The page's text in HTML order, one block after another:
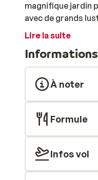
magnifique jardin
avec de grands
classique et sont
chambre, un
restaurants, dont
Aquamarine est
aquariums, où
Quant au Mardan
Entre la plage et
un moment de
de massages et
oriental de
Lire la suite
À noter
Formule
Infos vol